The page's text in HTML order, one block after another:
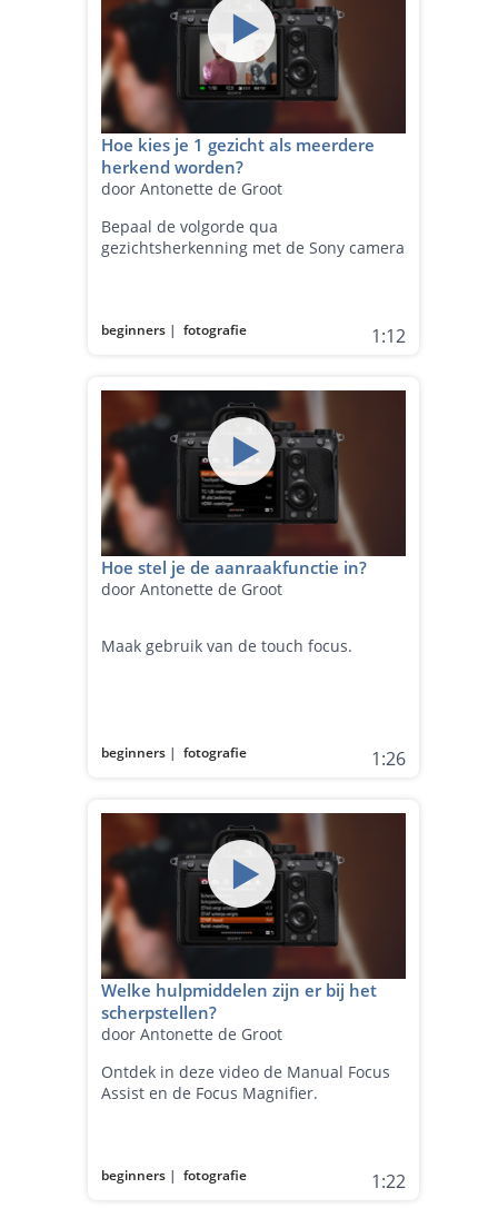
Hoe kies je 1 gezicht als meerdere
herkend worden?
door Antonette de Groot
Bepaal de volgorde qua
gezichtsherkenning met de Sony camera
beginners |fotografie 1:12
Hoe stel je de aanraakfunctie in?
door Antonette de Groot
Maak gebruik van de touch focus.
beginners |fotografie 1:26
Welke hulpmiddelen zijn er bij het
scherpstellen?
door Antonette de Groot
Ontdek in deze video de Manual Focus
Assist en de Focus Magnifier.
beginners |fotografie 1:22